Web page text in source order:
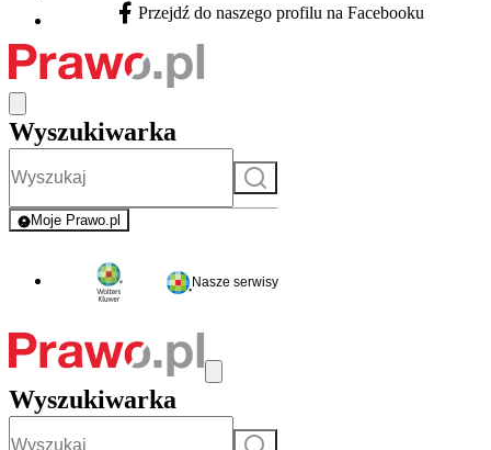
Facebook - otwiera się w nowej karcie
Przejdź do naszego profilu na Facebooku
Wyszukiwarka
Szukaj
Moje Prawo.pl
- rejestracja i logowanie do serwisu
Nasze serwisy
Wyszukiwarka
Szukaj